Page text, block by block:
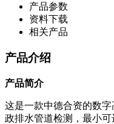
产品参数
资料下载
相关产品
产品介绍
产品简介
这是一款中德合资的数
政排水管道检测，最小